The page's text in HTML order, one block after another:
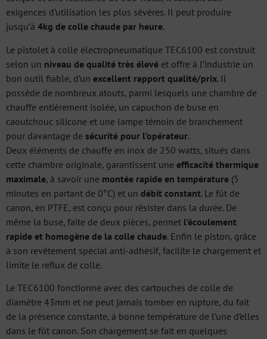
exigences d’utilisation les plus sévères. Il peut produire
jusqu’à 4kg de colle chaude par heure.
Le pistolet à colle électropneumatique TEC6100 est construit
selon un niveau de qualité très élevé et offre à l’industrie un
bon outil fiable, d’un excellent rapport qualité/prix. Il
possède de nombreux atouts, parmi lesquels une chambre de
chauffe entièrement isolée, un capuchon de buse en
caoutchouc silicone et une lampe témoin de branchement
pour davantage de sécurité pour l’opérateur.
Deux éléments de chauffe en inox de 250 watts, situés dans
cette chambre originale, garantissent une efficacité thermique
maximale, à savoir une montée rapide en température (5
minutes en partant de 0°C) et un débit constant. Le fût de
canon, en PTFE, est conçu pour résister dans la durée. De
même la buse, faite de deux pièces, permet l’écoulement
rapide et homogène de la colle chaude. Enfin le piston, grâce
à son revêtement spécial anti-adhésif, facilite le chargement et
limite le reflux de colle.
Le TEC6100 fonctionne avec des cartouches de colle de
diamètre 43mm et ne peut jamais tomber en rupture, du fait
de la présence constante, à bonne température de l’une d’elles
dans le fût canon. Son chargement se fait en quelques